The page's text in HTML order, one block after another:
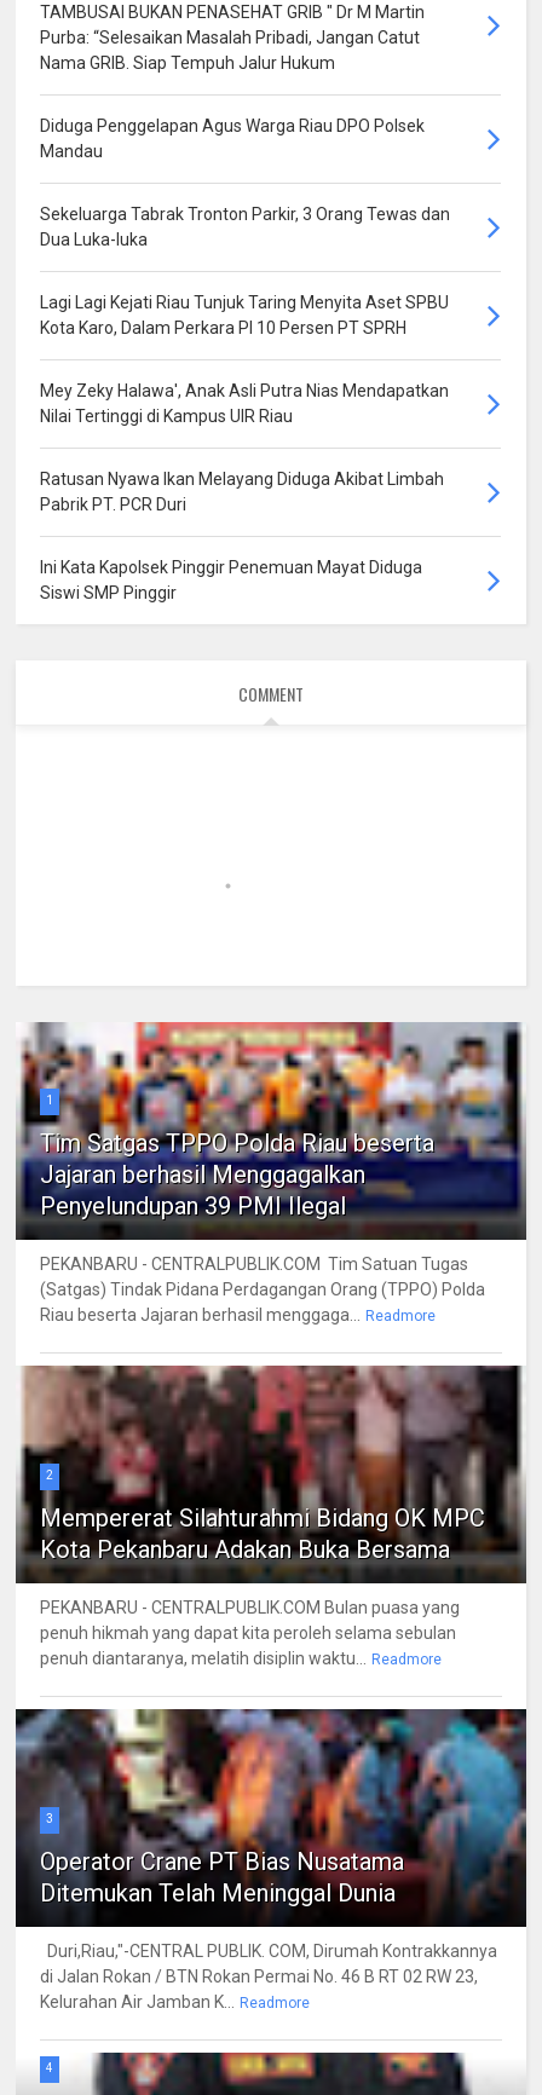
TAMBUSAI BUKAN PENASEHAT GRIB " Dr M Martin
Purba: “Selesaikan Masalah Pribadi, Jangan Catut
Nama GRIB. Siap Tempuh Jalur Hukum
Diduga Penggelapan Agus Warga Riau DPO Polsek
Mandau
Sekeluarga Tabrak Tronton Parkir, 3 Orang Tewas dan
Dua Luka-luka
Lagi Lagi Kejati Riau Tunjuk Taring Menyita Aset SPBU
Kota Karo, Dalam Perkara PI 10 Persen PT SPRH
Mey Zeky Halawa', Anak Asli Putra Nias Mendapatkan
Nilai Tertinggi di Kampus UIR Riau
Ratusan Nyawa Ikan Melayang Diduga Akibat Limbah
Pabrik PT. PCR Duri
Ini Kata Kapolsek Pinggir Penemuan Mayat Diduga
Siswi SMP Pinggir
COMMENT
1
Tim Satgas TPPO Polda Riau beserta
Jajaran berhasil Menggagalkan
Penyelundupan 39 PMI Ilegal
PEKANBARU - CENTRALPUBLIK.COM Tim Satuan Tugas
(Satgas) Tindak Pidana Perdagangan Orang (TPPO) Polda
Riau beserta Jajaran berhasil menggaga...
Readmore
2
Mempererat Silahturahmi Bidang OK MPC
Kota Pekanbaru Adakan Buka Bersama
PEKANBARU - CENTRALPUBLIK.COM Bulan puasa yang
penuh hikmah yang dapat kita peroleh selama sebulan
penuh diantaranya, melatih disiplin waktu...
Readmore
3
Operator Crane PT Bias Nusatama
Ditemukan Telah Meninggal Dunia
Duri,Riau,"-CENTRAL PUBLIK. COM, Dirumah Kontrakkannya
di Jalan Rokan / BTN Rokan Permai No. 46 B RT 02 RW 23,
Kelurahan Air Jamban K...
Readmore
4